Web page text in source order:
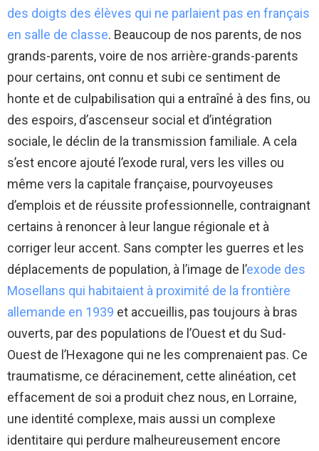
des doigts des élèves qui ne parlaient pas en français
en salle de classe. Beaucoup de nos parents, de nos
grands-parents, voire de nos arrière-grands-parents
pour certains, ont connu et subi ce sentiment de
honte et de culpabilisation qui a entraîné à des fins, ou
des espoirs, d’ascenseur social et d’intégration
sociale, le déclin de la transmission familiale. A cela
s’est encore ajouté l’exode rural, vers les villes ou
même vers la capitale française, pourvoyeuses
d’emplois et de réussite professionnelle, contraignant
certains à renoncer à leur langue régionale et à
corriger leur accent. Sans compter les guerres et les
déplacements de population, à l’image de l’exode des
Mosellans qui habitaient à proximité de la frontière
allemande en 1939 et accueillis, pas toujours à bras
ouverts, par des populations de l’Ouest et du Sud-
Ouest de l’Hexagone qui ne les comprenaient pas. Ce
traumatisme, ce déracinement, cette alinéation, cet
effacement de soi a produit chez nous, en Lorraine,
une identité complexe, mais aussi un complexe
identitaire qui perdure malheureusement encore